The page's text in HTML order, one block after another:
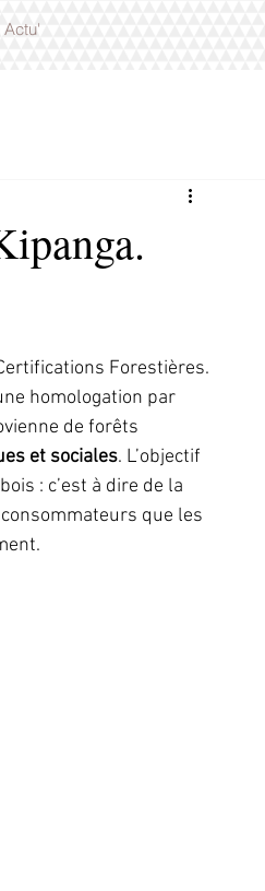
Actu'
Forestières.
homologation par
de forêts
et sociales. L’objectif
: c’est à dire de la
que les